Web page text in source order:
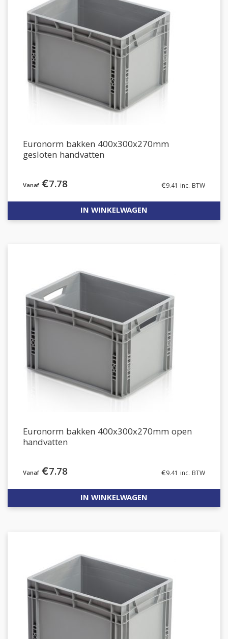
Euronorm bakken 400x300x270mm
gesloten handvatten
€7.78 €9.41 inc. BTW
IN WINKELWAGEN
Euronorm bakken 400x300x270mm open
handvatten
€7.78 €9.41 inc. BTW
IN WINKELWAGEN